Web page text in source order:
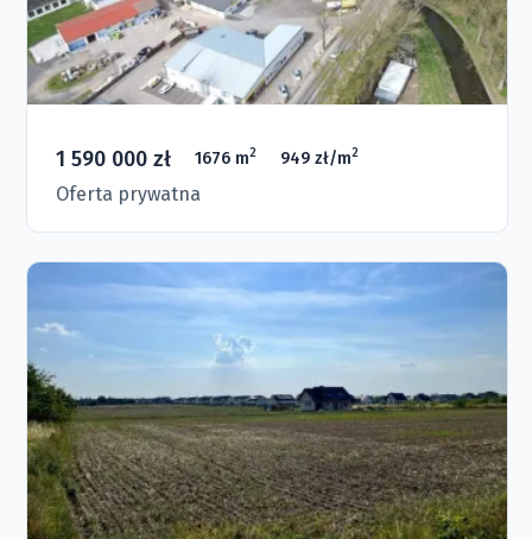
1 590 000 zł 1676 m2 949 zł/m2
Oferta prywatna